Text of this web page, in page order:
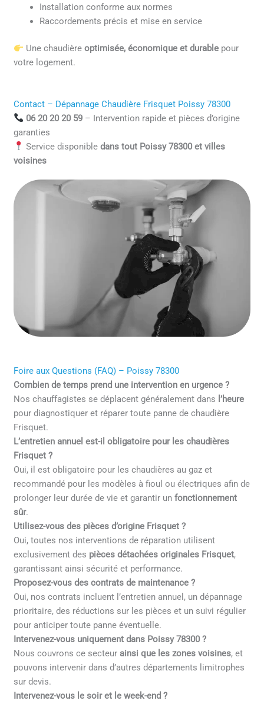
Installation conforme aux normes
Raccordements précis et mise en service
Une chaudière optimisée, économique et durablepour
votre logement.
Contact – Dépannage Chaudière Frisquet Poissy 78300
06 20 20 20 59– Intervention rapide et pièces d’origine
garanties
Service disponible dans tout Poissy 78300 et villes
voisines
Foire aux Questions (FAQ) – Poissy 78300
Combien de temps prend une intervention en urgence ?
Nos chauffagistes se déplacent généralement dans l’heure
pour diagnostiquer et réparer toute panne de chaudière
Frisquet.
L’entretien annuel est-il obligatoire pour les chaudières
Frisquet ?
Oui, il est obligatoire pour les chaudières au gaz et
recommandé pour les modèles à fioul ou électriques afin de
prolonger leur durée de vie et garantir unfonctionnement
sûr.
Utilisez-vous des pièces d’origine Frisquet ?
Oui, toutes nos interventions de réparation utilisent
exclusivement des pièces détachées originales Frisquet,
garantissant ainsi sécurité et performance.
Proposez-vous des contrats de maintenance ?
Oui, nos contrats incluent l’entretien annuel, un dépannage
prioritaire, des réductions sur les pièces et un suivi régulier
pour anticiper toute panne éventuelle.
Intervenez-vous uniquement dans Poissy 78300 ?
Nous couvrons ce secteur ainsi que les zones voisines, et
pouvons intervenir dans d’autres départements limitrophes
sur devis.
Intervenez-vous le soir et le week-end ?